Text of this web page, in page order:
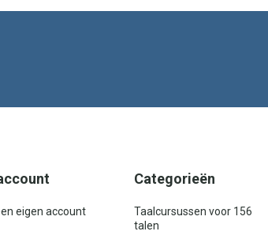
eigen account
Categorieën
Taalcursussen voor 156
talen